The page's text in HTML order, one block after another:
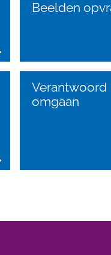
Beelden
Verantwoord
omgaan